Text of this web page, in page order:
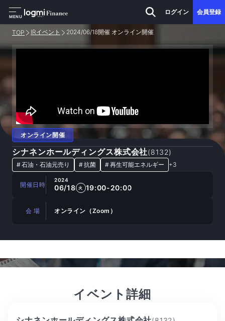
MENU
ログイン 会員登録
TOP IRイベント 2024/06/18開催 オンライン開催
オンライン開催
シナネンホールディングス株式会社(8132)
#石油・石油元売り #抗菌 #再生可能エネルギー +3
開催日時
2024
06/18 火 19:00-20:00
会 場 オンライン（Zoom）
イベント詳細